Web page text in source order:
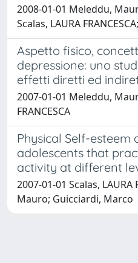
2008-01-01 Meleddu,
Scalas, LAURA
Aspetto fisico,
depressione: uno
effetti diretti ed
2007-01-01 Meleddu,
FRANCESCA
Physical Self-esteem
adolescents that
activity at different
2007-01-01 Scalas, LAURA
Mauro; Guicciardi, Marco